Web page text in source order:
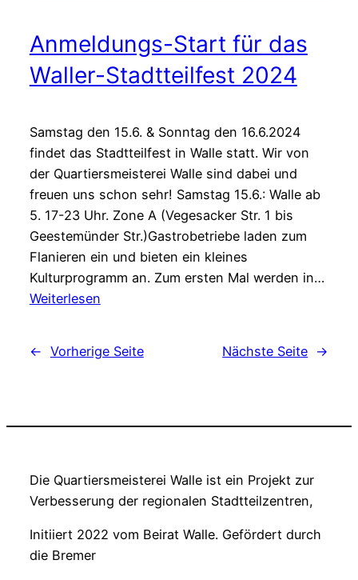
Anmeldungs-Start für das
Waller-Stadtteilfest 2024
Samstag den 15.6. & Sonntag den 16.6.2024
findet das Stadtteilfest in Walle statt. Wir von
der Quartiersmeisterei Walle sind dabei und
freuen uns schon sehr! Samstag 15.6.: Walle ab
5. 17-23 Uhr. Zone A (Vegesacker Str. 1 bis
Geestemünder Str.)Gastrobetriebe laden zum
Flanieren ein und bieten ein kleines
Kulturprogramm an. Zum ersten Mal werden in…
Weiterlesen:
für
Stadtteilfest
← Vorherige Seite Nächste Seite →
Die Quartiersmeisterei Walle ist ein Projekt zur
Verbesserung der regionalen Stadtteilzentren,
Initiiert 2022 vom Beirat Walle. Gefördert durch
die Bremer